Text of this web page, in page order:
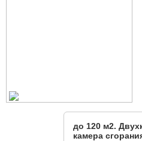
до 120 м2.
камера